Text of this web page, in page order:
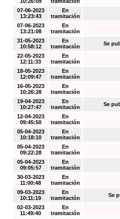
07-06-2023
13:23:43
En
tramitación
07-06-2023
13:21:08
En
tramitación
31-05-2023
10:58:12
En
tramitación
Se
22-05-2023
12:11:33
En
tramitación
18-05-2023
12:09:47
En
tramitación
16-05-2023
10:26:28
En
tramitación
19-04-2023
10:27:47
En
tramitación
Se
12-04-2023
09:45:50
En
tramitación
05-04-2023
10:18:10
En
tramitación
05-04-2023
09:22:28
En
tramitación
05-04-2023
09:05:57
En
tramitación
30-03-2023
11:00:48
En
tramitación
09-03-2023
10:11:19
En
tramitación
Se
02-03-2023
11:49:40
En
tramitación